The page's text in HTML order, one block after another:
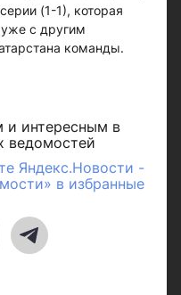
(1-1), которая
с другим
команды.
интересным в
ведомостей
Яндекс.Новости -
в избранные